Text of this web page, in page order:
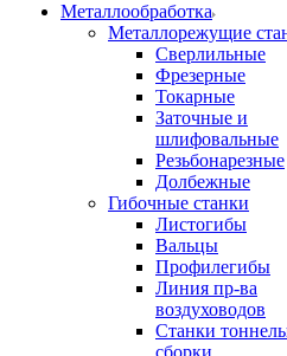
Металлообработка
Металлорежущие
Сверлильные
Фрезерные
Токарные
Заточные и
шлифовальные
Резьбонарезные
Долбежные
Гибочные станки
Листогибы
Вальцы
Профилегибы
Линия пр-ва
воздуховодов
Станки
сборки